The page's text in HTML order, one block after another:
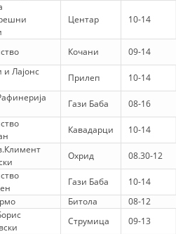
МАТЕРИЈАЛИ
БРОШУРИ
ПОСТЕРИ
Центар 10-14
Кочани 09-14
и Лајонс
Прилеп 10-14
Гази Баба 08-16
Кавадарци 10-14
Охрид 08.30-12
Гази Баба
10-14
Битола
08-12
Струмица 09-13